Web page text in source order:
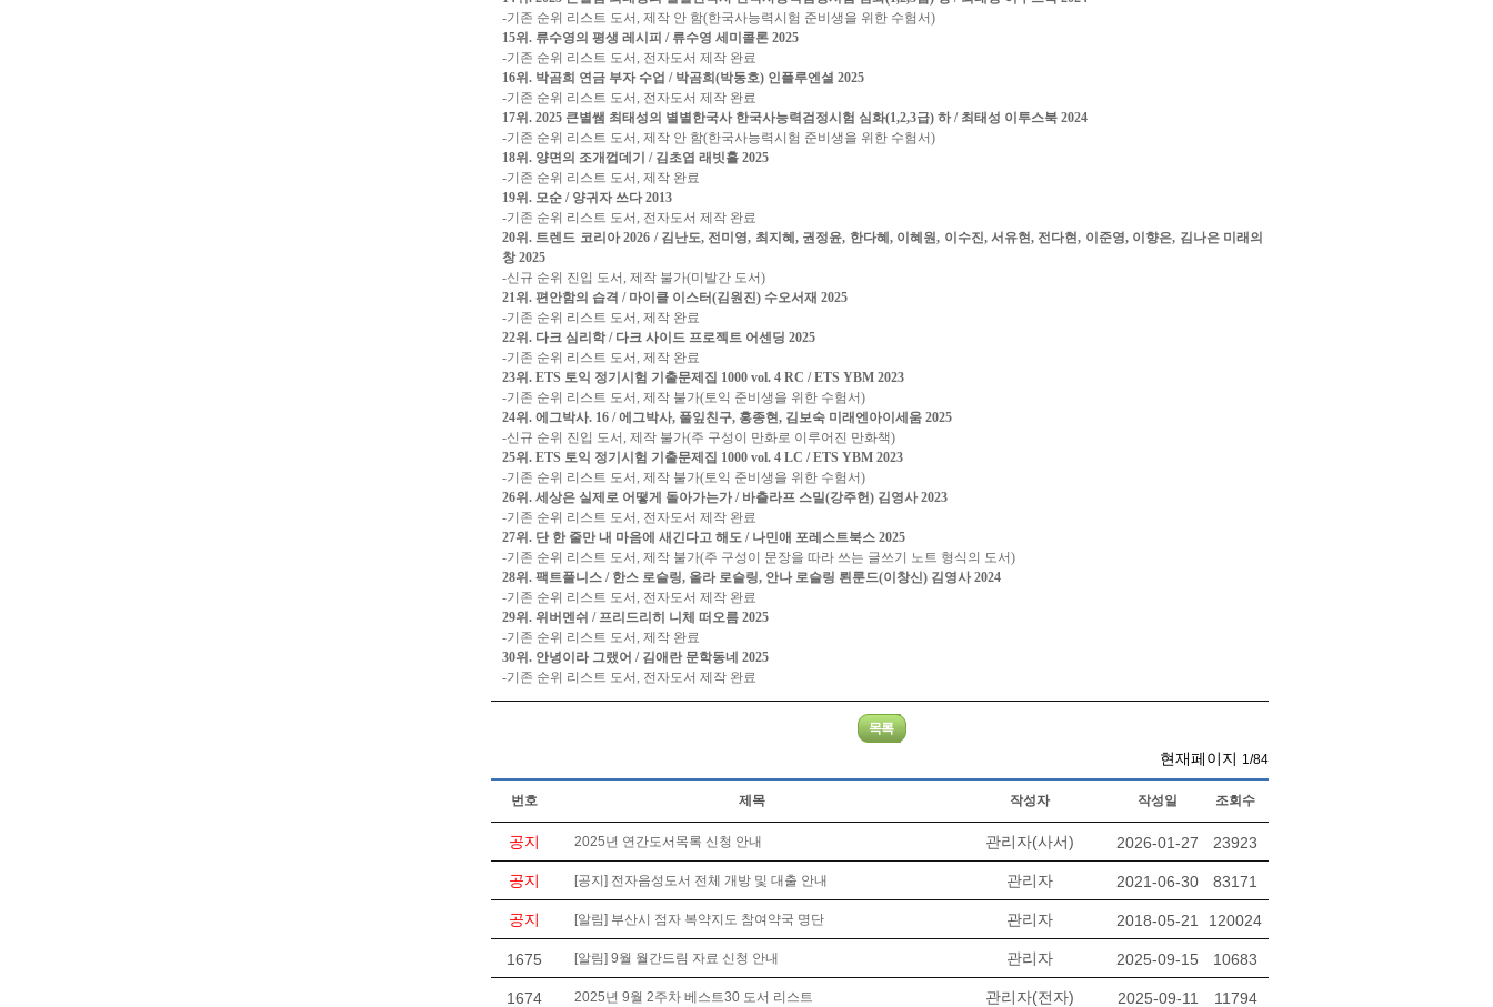
-기존 순위 리스트 도서, 제작 안 함(한국사능력시험 준비생을 위한 수험서)
15위. 류수영의 평생 레시피 / 류수영 세미콜론 2025
-기존 순위 리스트 도서, 전자도서 제작 완료
16위. 박곰희 연금 부자 수업 / 박곰희(박동호) 인플루엔셜 2025
-기존 순위 리스트 도서, 전자도서 제작 완료
17위. 2025 큰별쌤 최태성의 별별한국사 한국사능력검정시험 심화(1,2,3급) 하 / 최태성 이투스북 2024
-기존 순위 리스트 도서, 제작 안 함(한국사능력시험 준비생을 위한 수험서)
18위. 양면의 조개껍데기 / 김초엽 래빗홀 2025
-기존 순위 리스트 도서, 제작 완료
19위. 모순 / 양귀자 쓰다 2013
-기존 순위 리스트 도서, 전자도서 제작 완료
20위. 트렌드 코리아 2026 / 김난도, 전미영, 최지혜, 권정윤, 한다혜, 이혜원, 이수진, 서유현, 전다현, 이준영, 이향은, 김나은 미래의
창 2025
-신규 순위 진입 도서, 제작 불가(미발간 도서)
21위. 편안함의 습격 / 마이클 이스터(김원진) 수오서재 2025
-기존 순위 리스트 도서, 제작 완료
22위. 다크 심리학 / 다크 사이드 프로젝트 어센딩 2025
-기존 순위 리스트 도서, 제작 완료
23위. ETS 토익 정기시험 기출문제집 1000 vol. 4 RC / ETS YBM 2023
-기존 순위 리스트 도서, 제작 불가(토익 준비생을 위한 수험서)
24위. 에그박사. 16 / 에그박사, 풀잎친구, 홍종현, 김보숙 미래엔아이세움 2025
-신규 순위 진입 도서, 제작 불가(주 구성이 만화로 이루어진 만화책)
25위. ETS 토익 정기시험 기출문제집 1000 vol. 4 LC / ETS YBM 2023
-기존 순위 리스트 도서, 제작 불가(토익 준비생을 위한 수험서)
26위. 세상은 실제로 어떻게 돌아가는가 / 바츨라프 스밀(강주헌) 김영사 2023
-기존 순위 리스트 도서, 전자도서 제작 완료
27위. 단 한 줄만 내 마음에 새긴다고 해도 / 나민애 포레스트북스 2025
-기존 순위 리스트 도서, 제작 불가(주 구성이 문장을 따라 쓰는 글쓰기 노트 형식의 도서)
28위. 팩트풀니스 / 한스 로슬링, 올라 로슬링, 안나 로슬링 뢴룬드(이창신) 김영사 2024
-기존 순위 리스트 도서, 전자도서 제작 완료
29위. 위버멘쉬 / 프리드리히 니체 떠오름 2025
-기존 순위 리스트 도서, 제작 완료
30위. 안녕이라 그랬어 / 김애란 문학동네 2025
-기존 순위 리스트 도서, 전자도서 제작 완료
현재페이지 1/84
번호 제목 작성자 작성일 조회수
공지 2025년 연간도서목록 신청 안내 관리자(사서) 2026-01-27 23923
공지 [공지] 전자음성도서 전체 개방 및 대출 안내 관리자 2021-06-30 83171
공지 [알림] 부산시 점자 복약지도 참여약국 명단 관리자 2018-05-21 120024
1675 [알림] 9월 월간드림 자료 신청 안내 관리자 2025-09-15 10683
1674 2025년 9월 2주차 베스트30 도서 리스트 관리자(전자) 2025-09-11 11794